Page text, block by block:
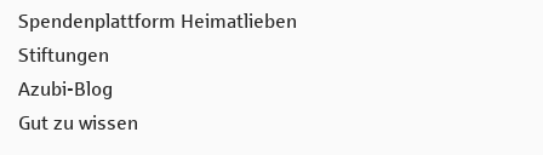
Spendenplattform Heimatlieben
Stiftungen
Azubi-Blog
Gut zu wissen